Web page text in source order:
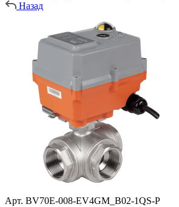
Назад
Арт. BV70Е-008-EV4GM_В02-1QS-P